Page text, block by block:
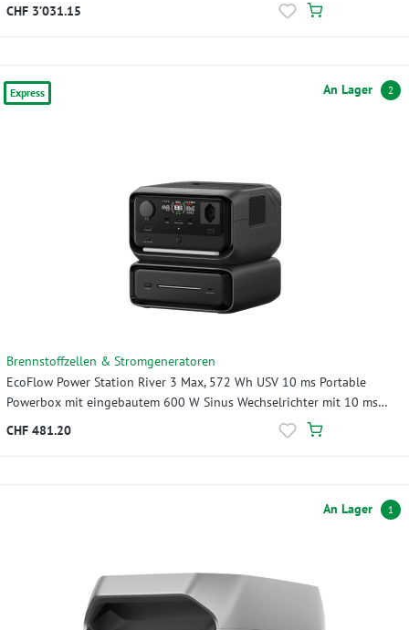
CHF 3’031.15
Express An Lager 2
Brennstoffzellen & Stromgeneratoren
EcoFlow Power Station River 3 Max, 572 Wh USV 10 ms Portable
Powerbox mit eingebautem 600 W Sinus Wechselrichter mit 10 ms
CHF 481.20
An Lager 1